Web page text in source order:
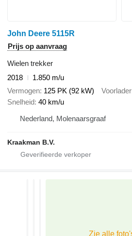
John Deere 5115R
Prijs op aanvraag
Wielen trekker
2018
1.850 m/u
Vermogen 125 PK (92 kW) Voorlader
Snelheid 40 km/u
Nederland, Molenaarsgraaf
Kraakman B.V.